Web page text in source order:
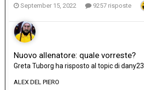
September 15, 2022 9257 risposte
Nuovo allenatore: quale vorreste?
Greta Tuborg ha risposto al topic di dany23
ALEX DEL PIERO